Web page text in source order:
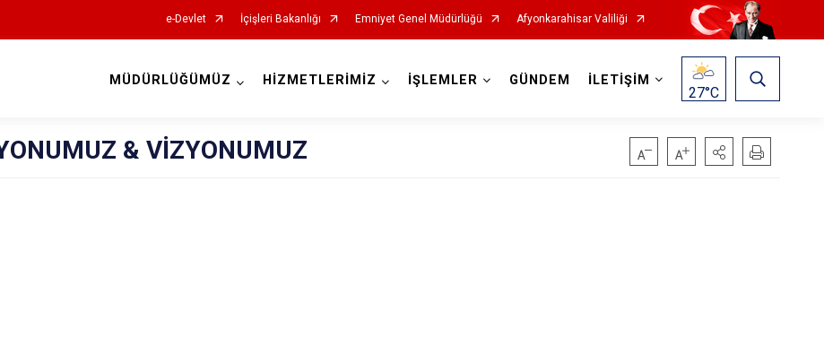
e-Devlet İçişleri Bakanlığı Emniyet Genel Müdürlüğü Afyonkarahisar Valiliği
MÜDÜRLÜĞÜMÜZ HİZMETLERİMİZ İŞLEMLER GÜNDEM İLETİŞİM
27°C
& VİZYONUMUZ